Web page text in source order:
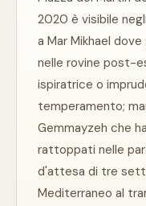
2020 è visibile
a Mar Mikhael
nelle rovine post-
ispiratrice o
temperamento;
Gemmayzeh che
rattoppati nelle
d'attesa di tre
Mediterraneo al